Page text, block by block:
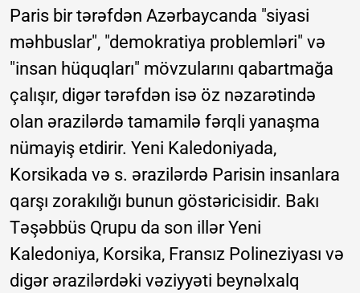
Paris bir tərəfdən Azərbaycanda "siyasi
məhbuslar", "demokratiya problemləri" və
"insan hüquqları" mövzularını qabartmağa
çalışır, digər tərəfdən isə öz nəzarətində
olan ərazilərdə tamamilə fərqli yanaşma
nümayiş etdirir. Yeni Kaledoniyada,
Korsikada və s. ərazilərdə Parisin insanlara
qarşı zorakılığı bunun göstəricisidir. Bakı
Təşəbbüs Qrupu da son illər Yeni
Kaledoniya, Korsika, Fransız Polineziyası və
digər ərazilərdəki vəziyyəti beynəlxalq